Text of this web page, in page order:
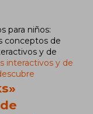
para niños:
conceptos de
y de
interactivos y de